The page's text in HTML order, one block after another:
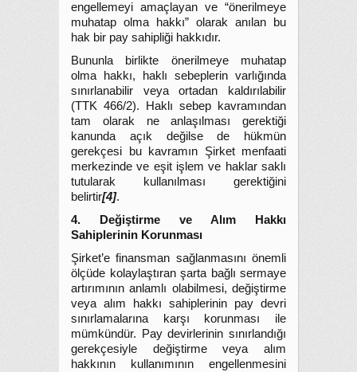
engellemeyi amaçlayan ve “önerilmeye
muhatap olma hakkı” olarak anılan bu
hak bir pay sahipliği hakkıdır.
Bununla birlikte önerilmeye muhatap
olma hakkı, haklı sebeplerin varlığında
sınırlanabilir veya ortadan kaldırılabilir
(TTK 466/2). Haklı sebep kavramından
tam olarak ne anlaşılması gerektiği
kanunda açık değilse de hükmün
gerekçesi bu kavramın Şirket menfaati
merkezinde ve eşit işlem ve haklar saklı
tutularak kullanılması gerektiğini
belirtir[4].
4. Değiştirme ve Alım Hakkı
Sahiplerinin Korunması
Şirket’e finansman sağlanmasını önemli
ölçüde kolaylaştıran şarta bağlı sermaye
artırımının anlamlı olabilmesi, değiştirme
veya alım hakkı sahiplerinin pay devri
sınırlamalarına karşı korunması ile
mümkündür. Pay devirlerinin sınırlandığı
gerekçesiyle değiştirme veya alım
hakkının kullanımının engellenmesini